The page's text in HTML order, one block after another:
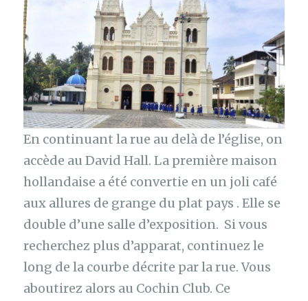
En continuant la rue au delà de l’église, on
accède au David Hall. La première maison
hollandaise a été convertie en un joli café
aux allures de grange du plat pays . Elle se
double d’une salle d’exposition. Si vous
recherchez plus d’apparat, continuez le
long de la courbe décrite par la rue. Vous
aboutirez alors au Cochin Club. Ce